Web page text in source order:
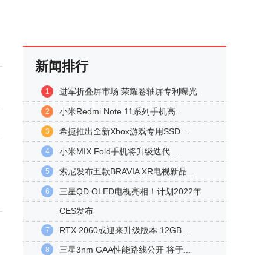
新闻排行
1 进军折叠屏市场 荣耀卷轴屏专利曝光
2 小米Redmi Note 11系列手机高...
3 希捷推出全新Xbox游戏专用SSD ...
4 小米MIX Fold手机将升级迭代 ...
5 索尼发布五款BRAVIA XR电视新品...
6
三星QD OLED电视亮相！计划2022年
CES发布
7 RTX 2060或迎来升级版本 12GB...
8 三星3nm GAA性能路线公开 将于...